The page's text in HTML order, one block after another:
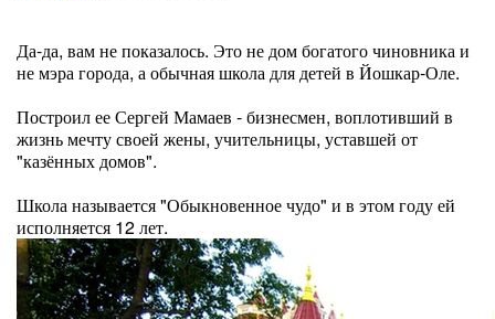
Да-да, вам не показалось. Это не дом богатого чиновника и
не мэра города, а обычная школа для детей в Йошкар-Оле.
Построил ее Сергей Мамаев - бизнесмен, воплотивший в
жизнь мечту своей жены, учительницы, уставшей от
"казённых домов".
Школа называется "Обыкновенное чудо" и в этом году ей
исполняется 12 лет.